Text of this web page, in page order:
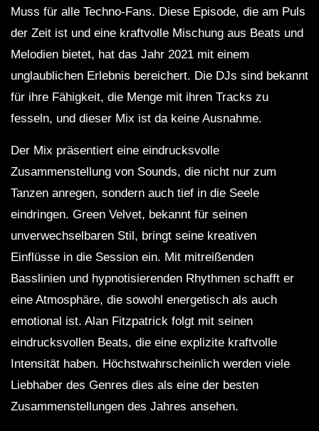
Muss für alle Techno-Fans. Diese Episode, die am Puls
der Zeit ist und eine kraftvolle Mischung aus Beats und
Melodien bietet, hat das Jahr 2021 mit einem
unglaublichen Erlebnis bereichert. Die DJs sind bekannt
für ihre Fähigkeit, die Menge mit ihren Tracks zu
fesseln, und dieser Mix ist da keine Ausnahme.
Der Mix präsentiert eine eindrucksvolle
Zusammenstellung von Sounds, die nicht nur zum
Tanzen anregen, sondern auch tief in die Seele
eindringen. Green Velvet, bekannt für seinen
unverwechselbaren Stil, bringt seine kreativen
Einflüsse in die Session ein. Mit mitreißenden
Basslinien und hypnotisierenden Rhythmen schafft er
eine Atmosphäre, die sowohl energetisch als auch
emotional ist. Alan Fitzpatrick folgt mit seinen
eindrucksvollen Beats, die eine explizite kraftvolle
Intensität haben. Höchstwahrscheinlich werden viele
Liebhaber des Genres dies als eine der besten
Zusammenstellungen des Jahres ansehen.